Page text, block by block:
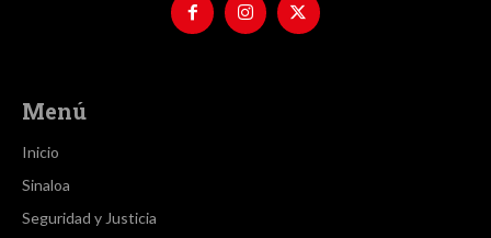
Menú
Inicio
Sinaloa
Seguridad y Justicia